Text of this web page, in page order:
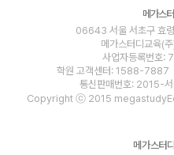
메가스
06643 서울 서초구 효
메가스터디교육(
사업자등록번
학원 고객센터: 1588-7887
통신판매번호: 2015-
Copyright ⓒ 2015
메가스터